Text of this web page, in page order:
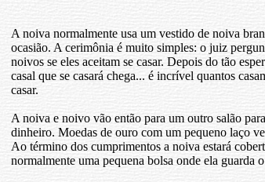
A noiva normalmente usa um vestido de noiva
ocasião. A cerimônia é muito simples: o juiz
noivos se eles aceitam se casar. Depois do tão
casal que se casará chega... é incrível quantos
casar.
A noiva e noivo vão então para um outro salão
dinheiro. Moedas de ouro com um pequeno laço
Ao término dos cumprimentos a noiva estará
normalmente uma pequena bolsa onde ela guarda